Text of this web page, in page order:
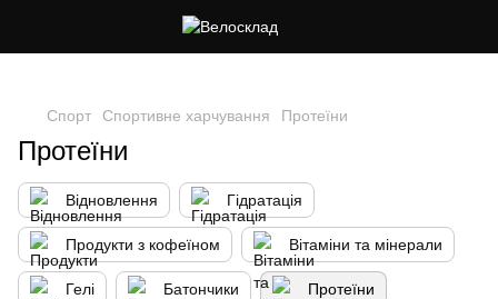
Спорт Спортивне харчування Протеїни
Протеїни
Відновлення Гідратація
Продукти з кофеїном Вітаміни та мінерали
Гелі Батончики Протеїни